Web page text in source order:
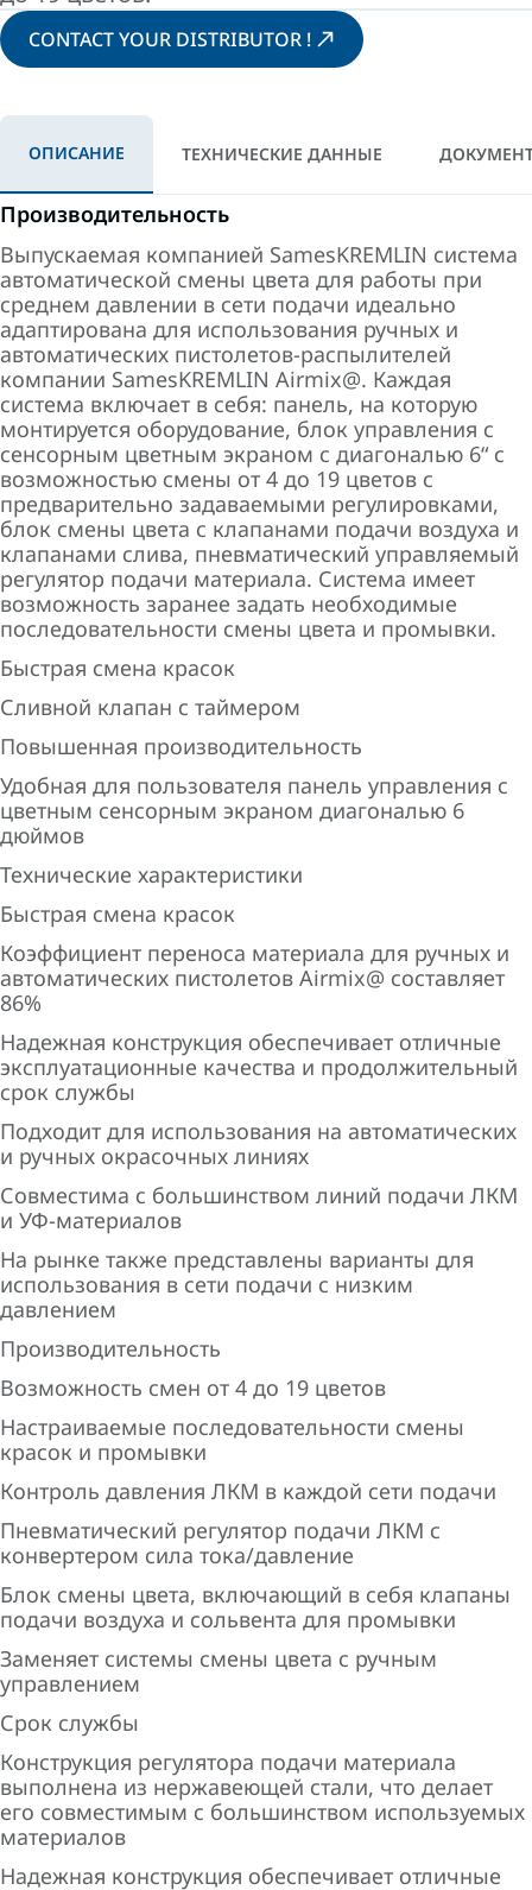
CONTACT YOUR DISTRIBUTOR !
ОПИСАНИЕ ТЕХНИЧЕСКИЕ ДАННЫЕ
Производительность
Выпускаемая компанией SamesKREMLIN система
автоматической смены цвета для работы при
среднем давлении в сети подачи идеально
адаптирована для использования ручных и
автоматических пистолетов-распылителей
компании SamesKREMLIN Airmix@. Каждая
система включает в себя: панель, на которую
монтируется оборудование, блок управления с
сенсорным цветным экраном с диагональю 6“ с
возможностью смены от 4 до 19 цветов с
предварительно задаваемыми регулировками,
блок смены цвета с клапанами подачи воздуха и
клапанами слива, пневматический управляемый
регулятор подачи материала. Система имеет
возможность заранее задать необходимые
последовательности смены цвета и промывки.
Быстрая смена красок
Сливной клапан с таймером
Повышенная производительность
Удобная для пользователя панель управления с
цветным сенсорным экраном диагональю 6
дюймов
Технические характеристики
Быстрая смена красок
Коэффициент переноса материала для ручных и
автоматических пистолетов Airmix@ составляет
86%
Надежная конструкция обеспечивает отличные
эксплуатационные качества и продолжительный
срок службы
Подходит для использования на автоматических
и ручных окрасочных линиях
Совместима с большинством линий подачи ЛКМ
и УФ-материалов
На рынке также представлены варианты для
использования в сети подачи с низким
давлением
Производительность
Возможность смен от 4 до 19 цветов
Настраиваемые последовательности смены
красок и промывки
Контроль давления ЛКМ в каждой сети подачи
Пневматический регулятор подачи ЛКМ с
конвертером сила тока/давление
Блок смены цвета, включающий в себя клапаны
подачи воздуха и сольвента для промывки
Заменяет системы смены цвета с ручным
управлением
Срок службы
Конструкция регулятора подачи материала
выполнена из нержавеющей стали, что делает
его совместимым с большинством используемых
материалов
Надежная конструкция обеспечивает отличные